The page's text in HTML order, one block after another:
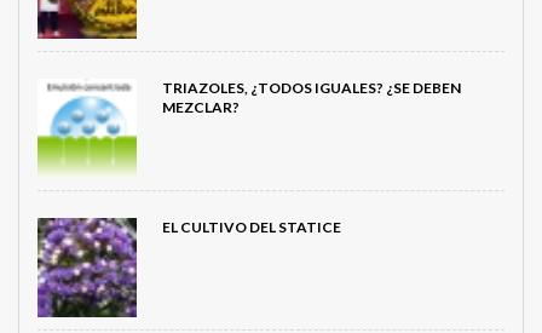
TRIAZOLES, ¿TODOS IGUALES? ¿SE DEBEN
MEZCLAR?
EL CULTIVO DEL STATICE